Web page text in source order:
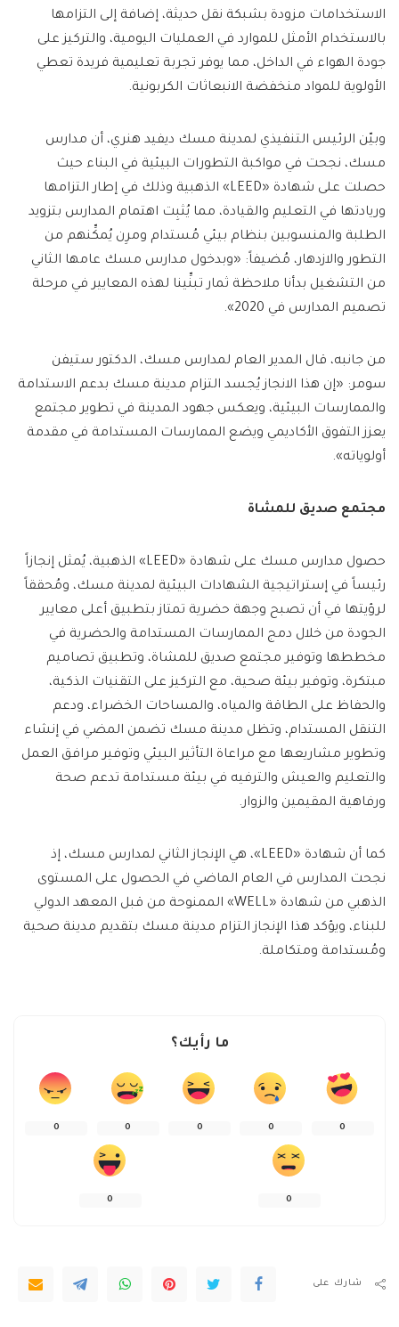
الاستخدامات مزودة بشبكة نقل حديثة، إضافة إلى التزامها
بالاستخدام الأمثل للموارد في العمليات اليومية، والتركيز على
جودة الهواء في الداخل، مما يوفر تجربة تعليمية فريدة تعطي
الأولوية للمواد منخفضة الانبعاثات الكربونية.
وبيّن الرئيس التنفيذي لمدينة مسك ديفيد هنري، أن مدارس
مسك، نجحت في مواكبة التطورات البيئية في البناء حيث
حصلت على شهادة «LEED» الذهبية وذلك في إطار التزامها
وريادتها في التعليم والقيادة، مما يُثبِت اهتمام المدارس بتزويد
الطلبة والمنسوبين بنظام بيئي مُستدام ومرِن يُمكِّنهم من
التطور والازدهار، مُضيفاً: «وبدخول مدارس مسك عامها الثاني
من التشغيل بدأنا ملاحظة ثمار تبنِّينا لهذه المعايير في مرحلة
تصميم المدارس في 2020».
من جانبه، قال المدير العام لمدارس مسك، الدكتور ستيفن
سومر: «إن هذا الانجاز يُجسد التزام مدينة مسك بدعم الاستدامة
والممارسات البيئية، ويعكس جهود المدينة في تطوير مجتمع
يعزز التفوق الأكاديمي ويضع الممارسات المستدامة في مقدمة
أولوياته».
مجتمع صديق للمشاة
حصول مدارس مسك على شهادة «LEED» الذهبية، يُمثل إنجازاً
رئيساً في إستراتيجية الشهادات البيئية لمدينة مسك، ومُحققاً
لرؤيتها في أن تصبح وجهة حضرية تمتاز بتطبيق أعلى معايير
الجودة من خلال دمج الممارسات المستدامة والحضرية في
مخططها وتوفير مجتمع صديق للمشاة، وتطبيق تصاميم
مبتكرة، وتوفير بيئة صحية، مع التركيز على التقنيات الذكية،
والحفاظ على الطاقة والمياه، والمساحات الخضراء، ودعم
التنقل المستدام، وتظل مدينة مسك تضمن المضي في إنشاء
وتطوير مشاريعها مع مراعاة التأثير البيئي وتوفير مرافق العمل
والتعليم والعيش والترفيه في بيئة مستدامة تدعم صحة
ورفاهية المقيمين والزوار.
كما أن شهادة «LEED»، هي الإنجاز الثاني لمدارس مسك، إذ
نجحت المدارس في العام الماضي في الحصول على المستوى
الذهبي من شهادة «WELL» الممنوحة من قبل المعهد الدولي
للبناء، ويؤكد هذا الإنجاز التزام مدينة مسك بتقديم مدينة صحية
ومُستدامة ومتكاملة.
ما رأيك؟
0
0
0
0
0
0
0
شارك على